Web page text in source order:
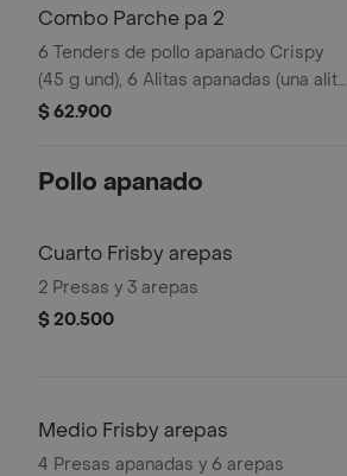
Combo Parche pa 2
6 Tenders de pollo apanado Crispy
(45 g und), 6 Alitas apanadas (una alita
equivale a un trozo de ala), 2
sals
$ 62.900
Pollo apanado
Cuarto Frisby arepas
2 Presas y 3 arepas
$ 20.500
Medio Frisby arepas
4 Presas apanadas y 6 arepas